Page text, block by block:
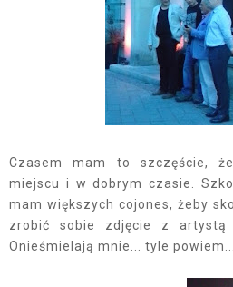
Czasem mam to szczęście,
miejscu i w dobrym czasie.
mam większych cojones, żeby
zrobić sobie zdjęcie z artystą
Onieśmielają mnie... tyle powiem...